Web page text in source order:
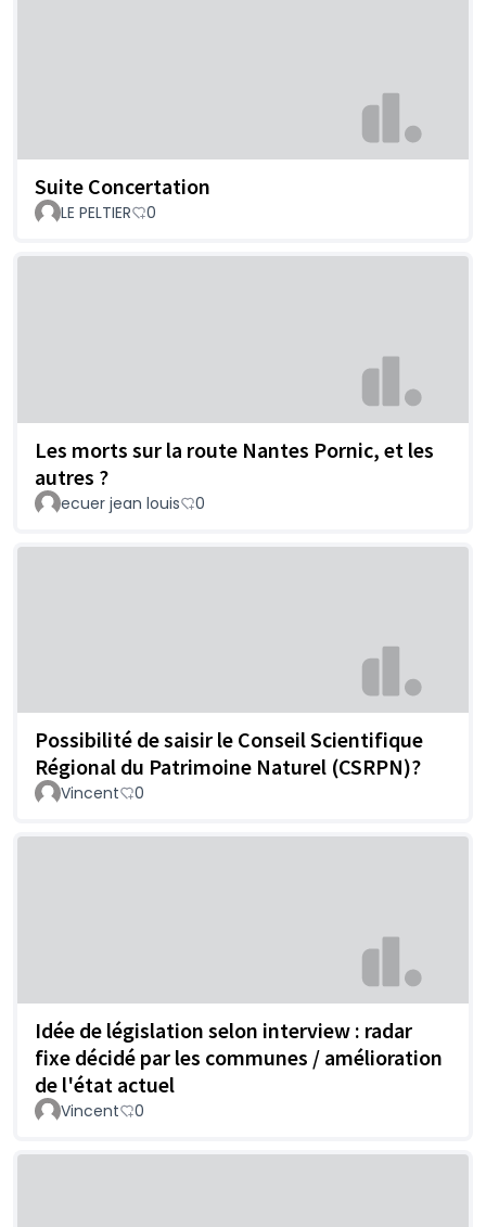
Suite Concertation
LE PELTIER 0
Les morts sur la route Nantes Pornic, et les
autres ?
ecuer jean louis 0
Possibilité de saisir le Conseil Scientifique
Régional du Patrimoine Naturel (CSRPN)?
Vincent 0
Idée de législation selon interview : radar
fixe décidé par les communes / amélioration
de l'état actuel
Vincent 0